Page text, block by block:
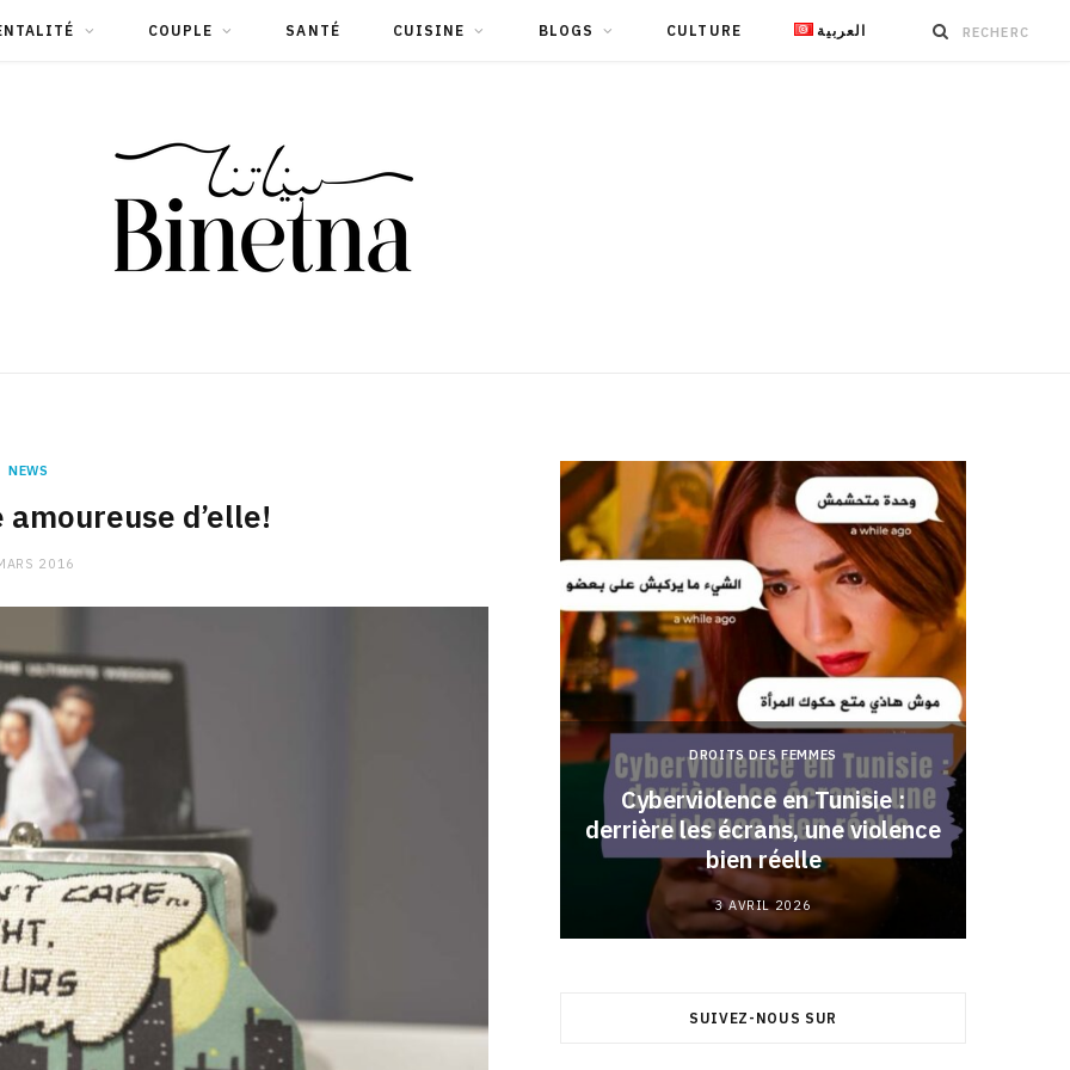
COUPLE SANTÉ CUISINE BLOGS CULTURE العربية
NEWS
d’elle!
2016
Stress après le travail :
comment relâcher la pression
DROITS DES FEMMES
Cyberviolence en Tunisie :
derrière les écrans, une violence
bien réelle
3 AVRIL 2026
SUIVEZ-NOUS SUR